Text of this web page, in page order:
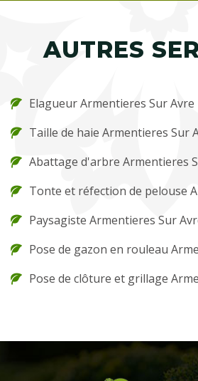
AUTRES
Elagueur Armentieres Sur Avre
Taille de haie Armentieres Sur
Abattage d'arbre Armentieres
Tonte et réfection de pelouse
Paysagiste Armentieres Sur
Pose de gazon en rouleau
Pose de clôture et grillage